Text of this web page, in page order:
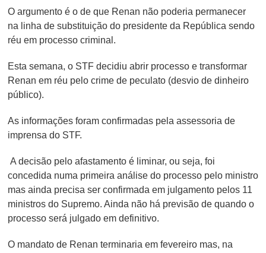
O argumento é o de que Renan não poderia permanecer
na linha de substituição do presidente da República sendo
réu em processo criminal.
Esta semana, o STF decidiu abrir processo e transformar
Renan em réu pelo crime de peculato (desvio de dinheiro
público).
As informações foram confirmadas pela assessoria de
imprensa do STF.
A decisão pelo afastamento é liminar, ou seja, foi
concedida numa primeira análise do processo pelo ministro
mas ainda precisa ser confirmada em julgamento pelos 11
ministros do Supremo. Ainda não há previsão de quando o
processo será julgado em definitivo.
O mandato de Renan terminaria em fevereiro mas, na